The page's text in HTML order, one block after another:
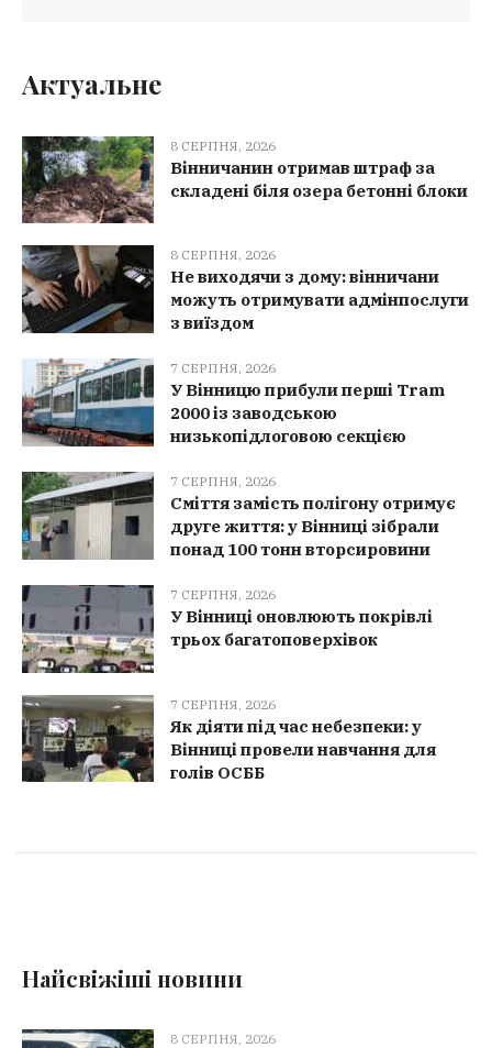
Актуальне
8 СЕРПНЯ, 2026
Вінничанин отримав штраф за
складені біля озера бетонні блоки
8 СЕРПНЯ, 2026
Не виходячи з дому: вінничани
можуть отримувати адмінпослуги
з виїздом
7 СЕРПНЯ, 2026
У Вінницю прибули перші Tram
2000 із заводською
низькопідлоговою секцією
7 СЕРПНЯ, 2026
Сміття замість полігону отримує
друге життя: у Вінниці зібрали
понад 100 тонн вторсировини
7 СЕРПНЯ, 2026
У Вінниці оновлюють покрівлі
трьох багатоповерхівок
7 СЕРПНЯ, 2026
Як діяти під час небезпеки: у
Вінниці провели навчання для
голів ОСББ
Найсвіжіші новини
8 СЕРПНЯ, 2026